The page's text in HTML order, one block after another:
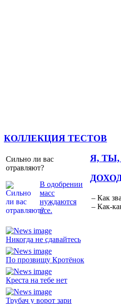
КОЛЛЕКЦИЯ ТЕСТОВ
Сильно ли вас
отравляют?
В одобрении
масс
нуждаются
все.
Я,
Никогда не сдавайтесь
По прозвищу Кротёнок
Креста на тебе нет
Трубач у ворот зари
– Как
– Как-